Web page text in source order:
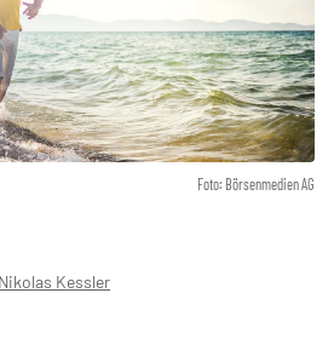
Foto: Börsenmedien AG
Nikolas Kessler